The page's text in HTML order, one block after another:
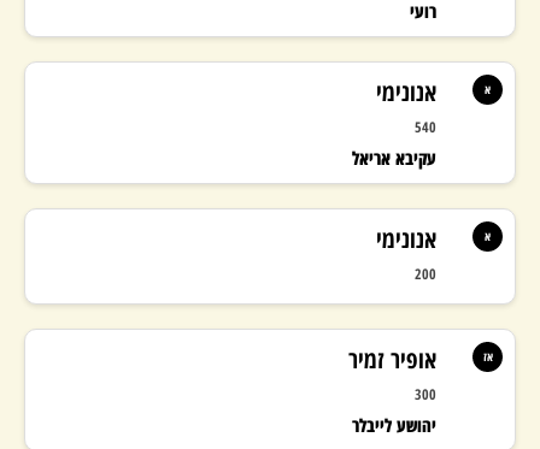
103%
רועי
אנונימי
540
עקיבא אריאל
א
אנונימי
200
א
אופיר זמיר
300
יהושע לייבלר
אז